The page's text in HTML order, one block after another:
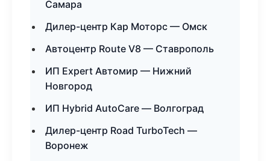
Самара
Дилер-центр Кар Моторс — Омск
Автоцентр Route V8 — Ставрополь
ИП Expert Автомир — Нижний
Новгород
ИП Hybrid AutoCare — Волгоград
Дилер-центр Road TurboTech —
Воронеж